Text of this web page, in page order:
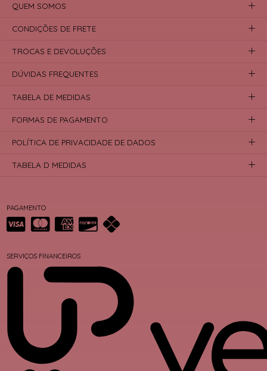
PAGAMENTO
SERVIÇOS FINANCEIROS
QUEM SOMOS
CONDIÇÕES DE FRETE
TROCAS E DEVOLUÇÕES
DÚVIDAS FREQUENTES
TABELA DE MEDIDAS
FORMAS DE PAGAMENTO
POLÍTICA DE PRIVACIDADE DE DADOS
TABELA D MEDIDAS